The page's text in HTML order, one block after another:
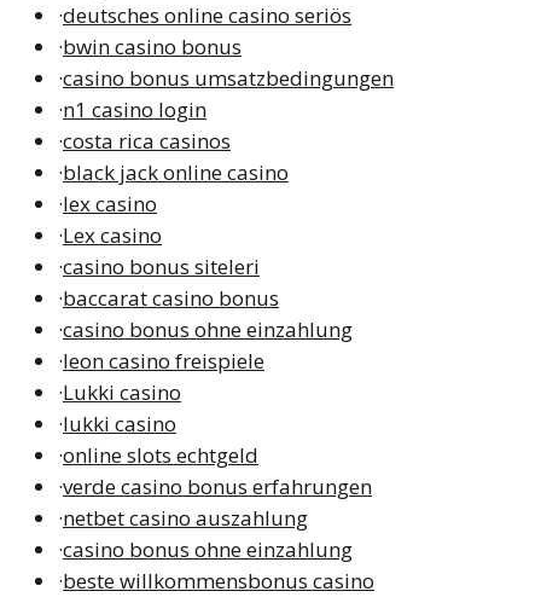
·deutsches online casino seriös
·bwin casino bonus
·casino bonus umsatzbedingungen
·n1 casino login
·costa rica casinos
·black jack online casino
·lex casino
·Lex casino
·casino bonus siteleri
·baccarat casino bonus
·casino bonus ohne einzahlung
·leon casino freispiele
·Lukki casino
·lukki casino
·online slots echtgeld
·verde casino bonus erfahrungen
·netbet casino auszahlung
·casino bonus ohne einzahlung
·beste willkommensbonus casino